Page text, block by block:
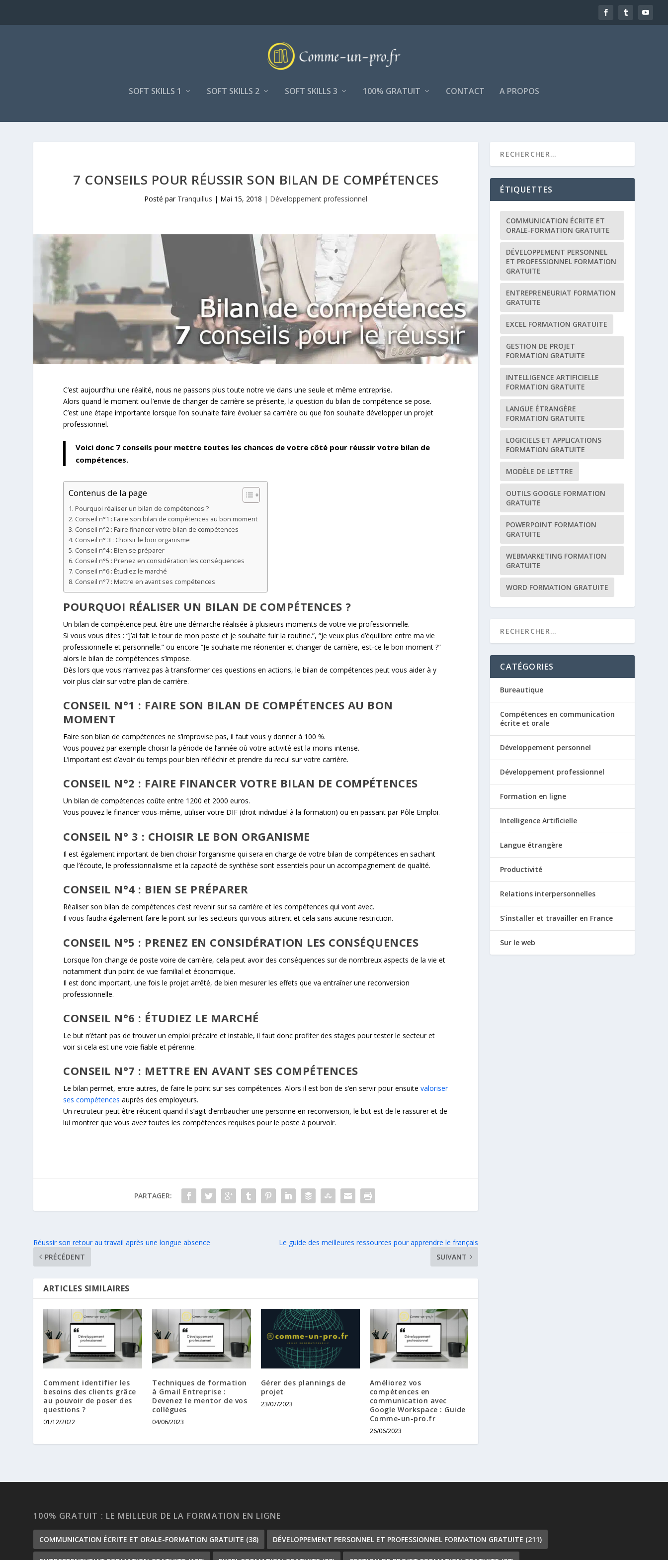
SOFT SKILLS 1 SOFT SKILLS 2 SOFT SKILLS 3 100% GRATUIT CONTACT A PROPOS
7 CONSEILS POUR RÉUSSIR SON BILAN DE COMPÉTENCES
Posté par Tranquillus | Mai 15, 2018 | Développement professionnel
C’est aujourd’hui une réalité, nous ne passons plus toute notre vie dans une seule et même entreprise.
Alors quand le moment ou l’envie de changer de carrière se présente, la question du bilan de compétence se pose.
C’est une étape importante lorsque l’on souhaite faire évoluer sa carrière ou que l’on souhaite développer un projet
professionnel.
Voici donc 7 conseils pour mettre toutes les chances de votre côté pour réussir votre bilan de
compétences.
Contenus de la page
Pourquoi réaliser un bilan de compétences ?
Conseil n°1 : Faire son bilan de compétences au bon moment
Conseil n°2 : Faire financer votre bilan de compétences
Conseil n° 3 : Choisir le bon organisme
Conseil n°4 : Bien se préparer
Conseil n°5 : Prenez en considération les conséquences
Conseil n°6 : Étudiez le marché
Conseil n°7 : Mettre en avant ses compétences
POURQUOI RÉALISER UN BILAN DE COMPÉTENCES ?
Un bilan de compétence peut être une démarche réalisée à plusieurs moments de votre vie professionnelle.
Si vous vous dites : “J’ai fait le tour de mon poste et je souhaite fuir la routine.”, “Je veux plus d’équilibre entre ma vie
professionnelle et personnelle.” ou encore “Je souhaite me réorienter et changer de carrière, est-ce le bon moment ?”
alors le bilan de compétences s’impose.
Dès lors que vous n’arrivez pas à transformer ces questions en actions, le bilan de compétences peut vous aider à y
voir plus clair sur votre plan de carrière.
CONSEIL N°1 : FAIRE SON BILAN DE COMPÉTENCES AU BON
MOMENT
Faire son bilan de compétences ne s’improvise pas, il faut vous y donner à 100 %.
Vous pouvez par exemple choisir la période de l’année où votre activité est la moins intense.
L’important est d’avoir du temps pour bien réfléchir et prendre du recul sur votre carrière.
CONSEIL N°2 : FAIRE FINANCER VOTRE BILAN DE COMPÉTENCES
Un bilan de compétences coûte entre 1200 et 2000 euros.
Vous pouvez le financer vous-même, utiliser votre DIF (droit individuel à la formation) ou en passant par Pôle Emploi.
CONSEIL N° 3 : CHOISIR LE BON ORGANISME
Il est également important de bien choisir l’organisme qui sera en charge de votre bilan de compétences en sachant
que l’écoute, le professionnalisme et la capacité de synthèse sont essentiels pour un accompagnement de qualité.
CONSEIL N°4 : BIEN SE PRÉPARER
Réaliser son bilan de compétences c’est revenir sur sa carrière et les compétences qui vont avec.
Il vous faudra également faire le point sur les secteurs qui vous attirent et cela sans aucune restriction.
CONSEIL N°5 : PRENEZ EN CONSIDÉRATION LES CONSÉQUENCES
Lorsque l’on change de poste voire de carrière, cela peut avoir des conséquences sur de nombreux aspects de la vie et
notamment d’un point de vue familial et économique.
Il est donc important, une fois le projet arrêté, de bien mesurer les effets que va entraîner une reconversion
professionnelle.
CONSEIL N°6 : ÉTUDIEZ LE MARCHÉ
Le but n’étant pas de trouver un emploi précaire et instable, il faut donc profiter des stages pour tester le secteur et
voir si cela est une voie fiable et pérenne.
CONSEIL N°7 : METTRE EN AVANT SES COMPÉTENCES
Le bilan permet, entre autres, de faire le point sur ses compétences. Alors il est bon de s’en servir pour ensuitevaloriser
ses compétences auprès des employeurs.
Un recruteur peut être réticent quand il s’agit d’embaucher une personne en reconversion, le but est de le rassurer et de
lui montrer que vous avez toutes les compétences requises pour le poste à pourvoir.
PARTAGER:
Réussir son retour au travail après une longue absence
PRÉCÉDENT
Le guide des meilleures ressources pour apprendre le français
SUIVANT
ARTICLES SIMILAIRES
Comment identifier les
besoins des clients grâce
au pouvoir de poser des
questions ?
01/12/2022
Techniques de formation
à Gmail Entreprise :
Devenez le mentor de vos
collègues
04/06/2023
Gérer des plannings de
projet
23/07/2023
Améliorez vos
compétences en
communication avec
Google Workspace : Guide
Comme-un-pro.fr
26/06/2023
ÉTIQUETTES
COMMUNICATION ÉCRITE ET
ORALE-FORMATION GRATUITE
DÉVELOPPEMENT PERSONNEL
ET PROFESSIONNEL FORMATION
GRATUITE
ENTREPRENEURIAT FORMATION
GRATUITE
EXCEL FORMATION GRATUITE
GESTION DE PROJET
FORMATION GRATUITE
INTELLIGENCE ARTIFICIELLE
FORMATION GRATUITE
LANGUE ÉTRANGÈRE
FORMATION GRATUITE
LOGICIELS ET APPLICATIONS
FORMATION GRATUITE
MODÈLE DE LETTRE
OUTILS GOOGLE FORMATION
GRATUITE
POWERPOINT FORMATION
GRATUITE
WEBMARKETING FORMATION
GRATUITE
WORD FORMATION GRATUITE
CATÉGORIES
Bureautique
Compétences en communication
écrite et orale
Développement personnel
Développement professionnel
Formation en ligne
Intelligence Artificielle
Langue étrangère
Productivité
Relations interpersonnelles
S'installer et travailler en France
Sur le web
100% GRATUIT : LE MEILLEUR DE LA FORMATION EN LIGNE
COMMUNICATION ÉCRITE ET ORALE-FORMATION GRATUITE (38) DÉVELOPPEMENT PERSONNEL ET PROFESSIONNEL FORMATION GRATUITE (211)